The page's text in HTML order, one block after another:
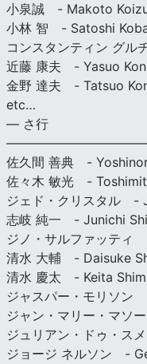
小泉誠 - Makoto
小林 智 - Satoshi
コンスタンティン グ
近藤 康夫 - Yasuo
金野 達夫 - Tatsuo
etc…
— さ行
佐久間 善典 -
佐々木 敏光 -
ジェド・クリスタル -
志岐 純一 - Junichi
ジノ・サルファッテ
清水 大輔 - Daisuke
清水 慶太 - Keita
ジャスパー・モリソ
ジャン・マリー・マ
ジュリアン・ドゥ・
ジョージ ネルソン -